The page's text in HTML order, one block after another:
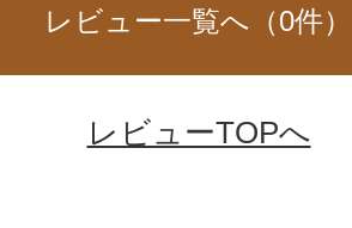
レビュー一覧へ（0件）
レビューTOPへ